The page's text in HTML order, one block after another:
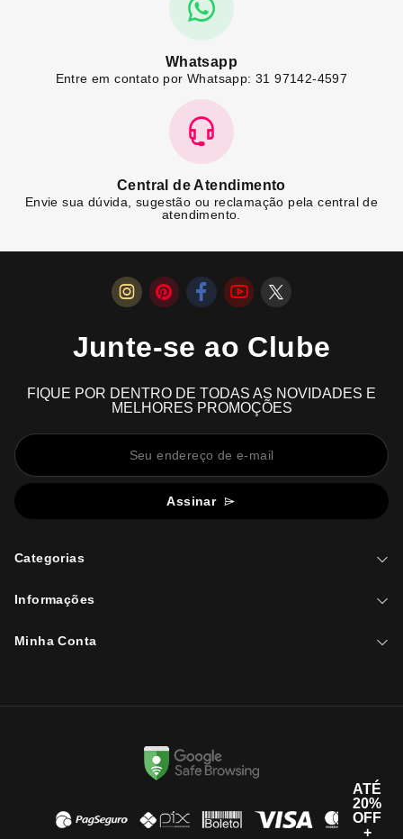
Whatsapp
Entre em contato por Whatsapp: 31 97142-4597
Central de Atendimento
Envie sua dúvida, sugestão ou reclamação pela central de
atendimento.
Junte-se ao Clube
FIQUE POR DENTRO DE TODAS AS NOVIDADES E
MELHORES PROMOÇÕES
Assinar
Categorias
Informações
Minha Conta
ATÉ
20%
OFF
+